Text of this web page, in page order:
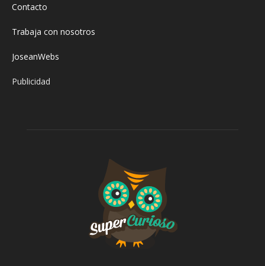
Contacto
Trabaja con nosotros
JoseanWebs
Publicidad